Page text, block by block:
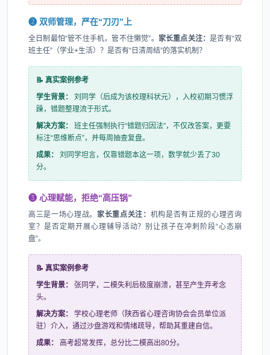
❷ 双师管理，严在“刀刃”上
全日制最怕“管不住手机，管不住懒觉”。 家长重点关注：是否有“双
班主任”（学业+生活）？是否有“日清周结”的落实机制？
📝 真实案例参考
学生背景：
刘同学（后成为该校理科状元），入校初期习惯浮
躁，错题整理流于形式。
解决方案：
班主任强制执行“错题归因法”，不仅改答案，更要
标注“思维断点”，并每周抽查复盘。
成果：
刘同学坦言，仅靠错题本这一项，数学就少丢了30
分。
❸ 心理赋能，拒绝“高压锅”
高三是一场心理战。 家长重点关注： 机构是否有正规的心理咨询
室？是否定期开展心理辅导活动？别让孩子在冲刺阶段“心态崩
盘”。
📝 真实案例参考
学生背景：
张同学，二模失利后极度崩溃，甚至产生弃考念
头。
解决方案：
学校心理老师（陕西省心理咨询协会会员单位派
驻）介入，通过沙盘游戏和情绪疏导，帮助其重建自信。
成果：
高考超常发挥，总分比二模高出80分。